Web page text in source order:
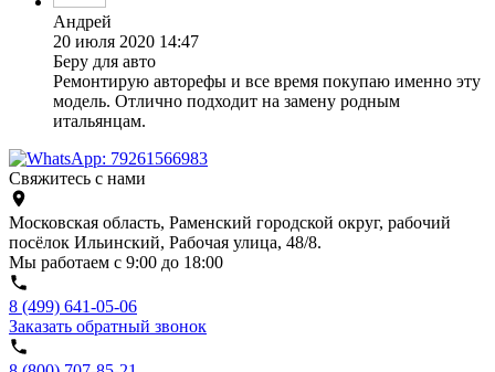
Андрей
20 июля 2020 14:47
Беру для авто
Ремонтирую авторефы и все время покупаю именно эту
модель. Отлично подходит на замену родным
итальянцам.
Свяжитесь с нами
Московская область, Раменский городской округ, рабочий
посёлок Ильинский, Рабочая улица, 48/8.
Мы работаем с 9:00 до 18:00
8 (499) 641-05-06
Заказать обратный звонок